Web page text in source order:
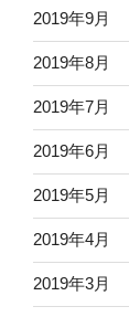
2019年9月
2019年8月
2019年7月
2019年6月
2019年5月
2019年4月
2019年3月